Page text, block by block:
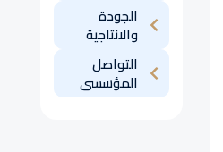
الجودة
والانتاجية
التواصل
المؤسسى